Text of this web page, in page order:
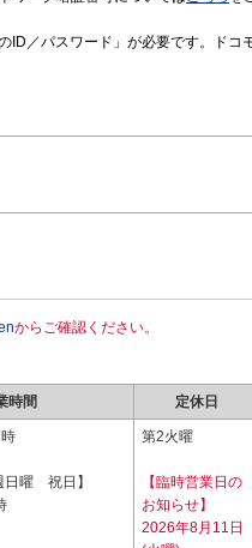
ID／パスワード」が必要です。ドコ
からご確認ください。
時間 定休日
日曜 祝日】
第2火曜
【臨時営業日の
お知らせ】
2026年8月11日